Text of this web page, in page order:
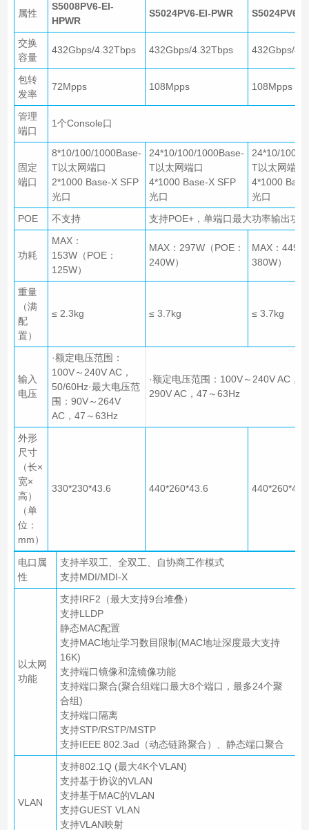
属性
S5008PV6-EI-
HPWR
S5024PV6-EI-PWR S5024PV6-
交换
容量
432Gbps/4.32Tbps 432Gbps/4.32Tbps 432Gbps/
包转
发率
72Mpps 108Mpps 108Mpps
管理
端口
1个Console口
固定
端口
8*10/100/1000Base-
T以太网端口
2*1000 Base-X SFP
光口
24*10/100/1000Base-
T以太网端口
4*1000 Base-X SFP
光口
24*10/100/
T以太网端口
4*1000
光口
POE
不支持 支持POE+，单端口最大功率输出功
功耗
MAX：
153W（POE：
125W）
MAX：297W（POE：
240W）
MAX：
380W）
重量
（满
配
置）
≤ 2.3kg ≤ 3.7kg ≤ 3.7kg
输入
电压
·额定电压范围：
100V～240V AC，
50/60Hz·最大电压范
围：90V～264V
AC，47～63Hz
·额定电压范围：100V～240V AC，
290V AC，47～63Hz
外形
尺寸
（长×
宽×
高）
（单
位：
mm）
330*230*43.6 440*260*43.6
电口属
性
支持半双工、全双工、自协商工作模式
支持MDI/MDI-X
以太网
功能
支持IRF2（最大支持9台堆叠）
支持LLDP
静态MAC配置
支持MAC地址学习数目限制(MAC地址深度最大支持
16K)
支持端口镜像和流镜像功能
支持端口聚合(聚合组端口最大8个端口，最多24个聚
合组)
支持端口隔离
支持STP/RSTP/MSTP
支持IEEE 802.3ad（动态链路聚合）、静态端口聚合
VLAN
支持802.1Q (最大4K个VLAN)
支持基于协议的VLAN
支持基于MAC的VLAN
支持GUEST VLAN
支持VLAN映射